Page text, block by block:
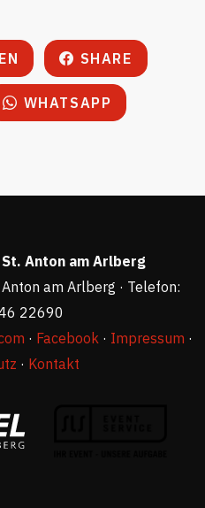
SHARE
WHATSAPP
Anton am Arlberg
am Arlberg · Telefon:
22690
· Facebook · Impressum ·
· Kontakt